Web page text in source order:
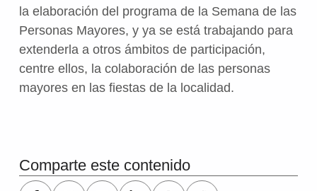
la elaboración del programa de la Semana de las
Personas Mayores, y ya se está trabajando para
extenderla a otros ámbitos de participación,
centre ellos, la colaboración de las personas
mayores en las fiestas de la localidad.
Comparte este contenido